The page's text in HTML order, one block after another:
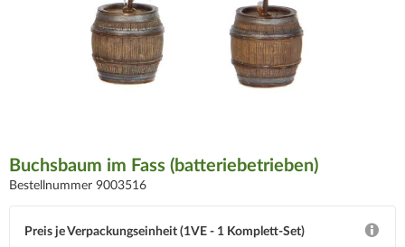
Buchsbaum im Fass (batteriebetrieben)
Bestellnummer 9003516
Preis je Verpackungseinheit (1VE - 1 Komplett-Set)